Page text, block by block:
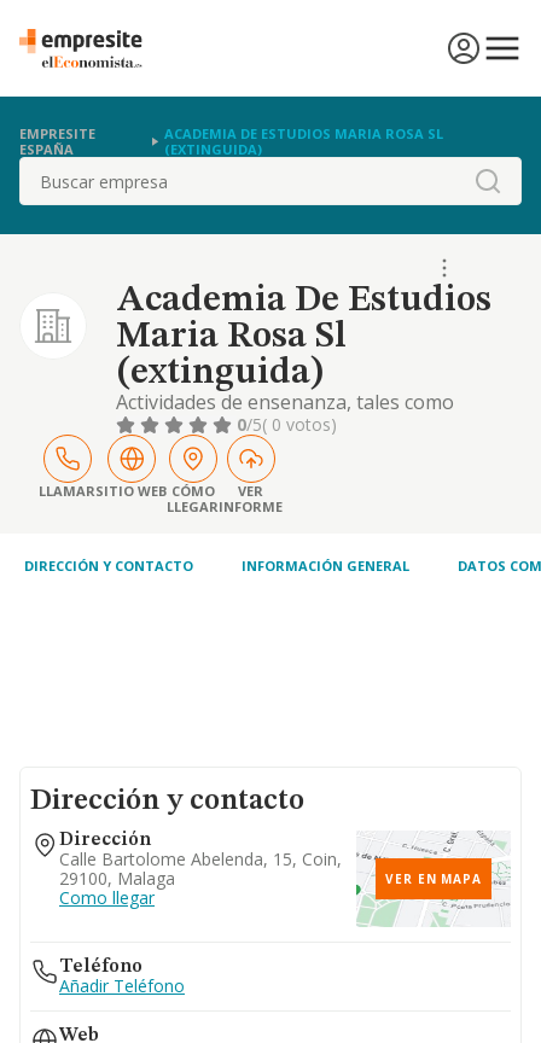
EMPRESITE
ESPAÑA
ACADEMIA DE ESTUDIOS MARIA ROSA SL
(EXTINGUIDA)
Buscar
Academia De Estudios
Maria Rosa Sl
(extinguida)
Actividades de ensenanza, tales como
idiomas, corte y confeccion, mecanografia,
taquigrafia, informatica, baile 1 preparacion
de examenes y oposiciones. servicio de
copias de documentos con maquinas
fotocopiadoras, servi
0/5( 0 votos)
LLAMARSITIO WEB CÓMO
LLEGAR
VER
INFORME
DIRECCIÓN Y CONTACTO INFORMACIÓN GENERAL DATOS
Dirección y contacto
Dirección
Calle Bartolome Abelenda, 15, Coin,
29100, Malaga
Como llegar
VER EN MAPA
Teléfono
Añadir Teléfono
Web